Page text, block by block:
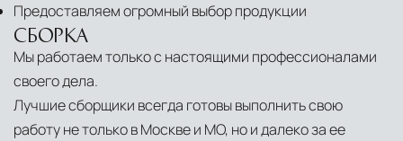
Предоставляем огромный выбор продукции
СБОРКА
Мы работаем только с настоящими профессионалами
своего дела.
Лучшие сборщики всегда готовы выполнить свою
работу не только в Москве и МО, но и далеко за ее